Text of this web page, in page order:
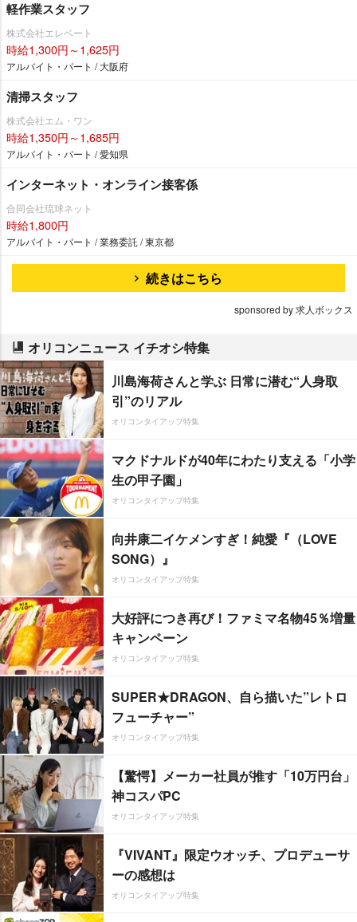
軽作業スタッフ
株式会社エレベート
時給1,300円～1,625円
アルバイト・パート / 大阪府
清掃スタッフ
株式会社エム・ワン
時給1,350円～1,685円
アルバイト・パート / 愛知県
インターネット・オンライン接客係
合同会社琉球ネット
時給1,800円
アルバイト・パート / 業務委託 / 東京都
続きはこちら
sponsored by 求人ボックス
オリコンニュース イチオシ特集
川島海荷さんと学ぶ 日常に潜む“人身取
引”のリアル
オリコンタイアップ特集
マクドナルドが40年にわたり支える「小学
生の甲子園」
オリコンタイアップ特集
向井康二イケメンすぎ！純愛『（LOVE
SONG）』
オリコンタイアップ特集
大好評につき再び！ファミマ名物45％増量
キャンペーン
オリコンタイアップ特集
SUPER★DRAGON、自ら描いた”レトロ
フューチャー”
オリコンタイアップ特集
【驚愕】メーカー社員が推す「10万円台」
神コスパPC
オリコンタイアップ特集
『VIVANT』限定ウオッチ、プロデューサ
ーの感想は
オリコンタイアップ特集